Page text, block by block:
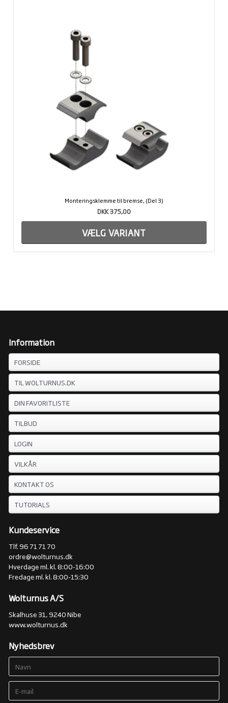
Monteringsklemme til bremse, (Del 3)
DKK 375,00
Information
FORSIDE
TIL WOLTURNUS.DK
DIN FAVORITLISTE
TILBUD
LOGIN
VILKÅR
KONTAKT OS
TUTORIALS
Kundeservice
Tlf. 96 71 71 70
ordre@wolturnus.dk
Hverdage ml. kl. 8:00-16:00
Fredage ml. kl. 8:00-15:30
Wolturnus A/S
Skalhuse 31, 9240 Nibe
www.wolturnus.dk
Nyhedsbrev